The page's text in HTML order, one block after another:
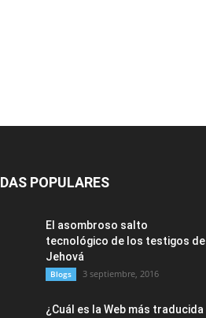
POPULARES
El asombroso salto
tecnológico de los testigos de
Jehová
Blogs 3 septiembre, 2016
¿Cuál es la Web más traducida